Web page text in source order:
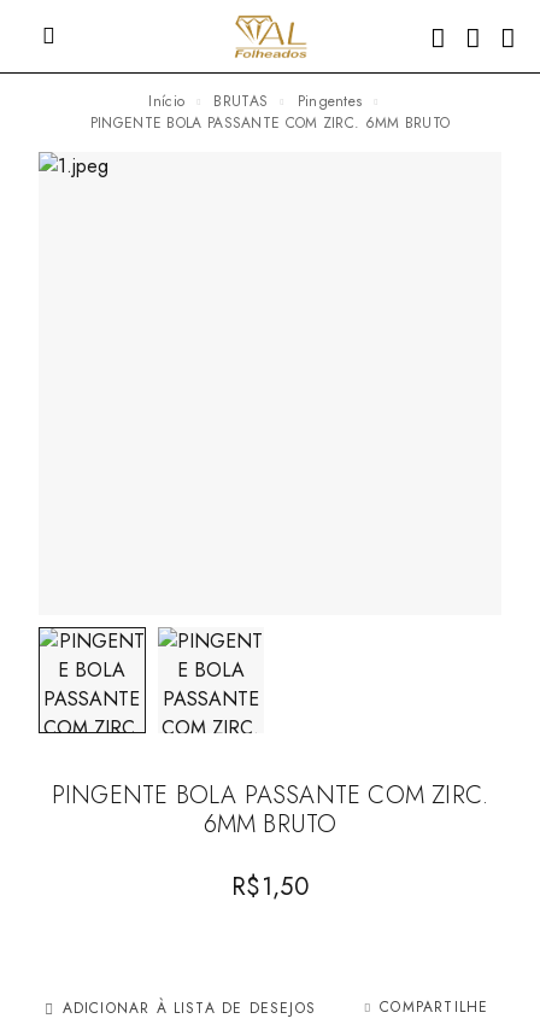
Início BRUTAS
Pingentes
PINGENTE BOLA PASSANTE COM ZIRC. 6MM BRUTO
PINGENTE BOLA PASSANTE COM ZIRC.
6MM BRUTO
R$1,50
ADICIONAR À LISTA DE DESEJOS COMPARTILHE